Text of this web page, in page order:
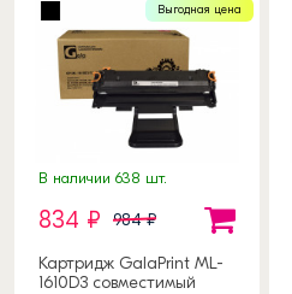
Выгодная цена
В наличии 638 шт.
834 ₽ 984 ₽
Картридж GalaPrint ML-
1610D3 совместимый